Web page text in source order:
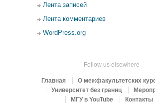
Лента записей
Лента комментариев
WordPress.org
Follow us elsewhere
Главная
О межфакультетских
Университет без границ
МГУ в YouTube
Контакты